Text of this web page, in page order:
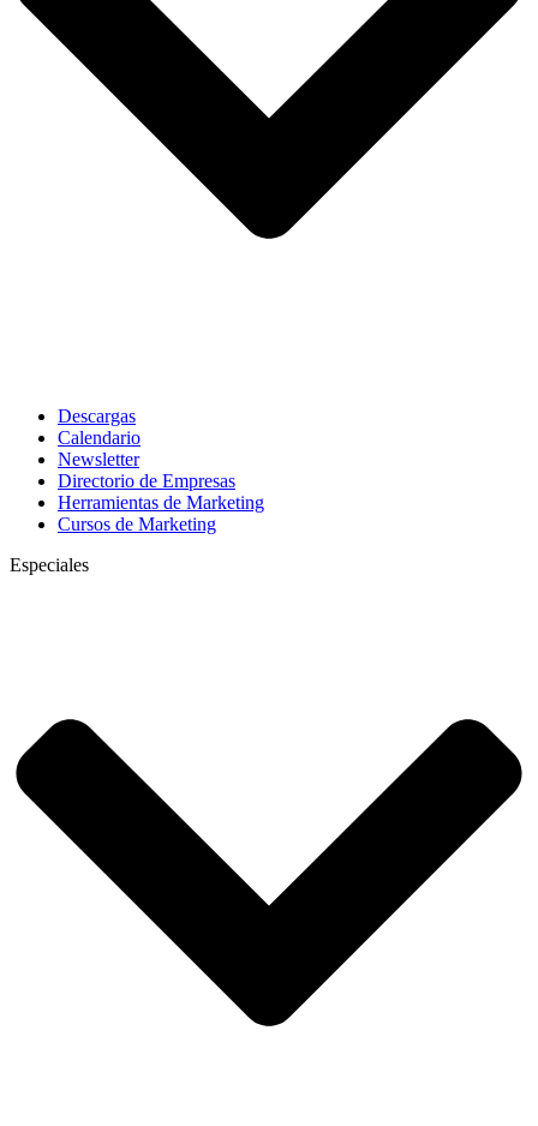
Descargas
Calendario
Newsletter
Directorio de Empresas
Herramientas de Marketing
Cursos de Marketing
Especiales